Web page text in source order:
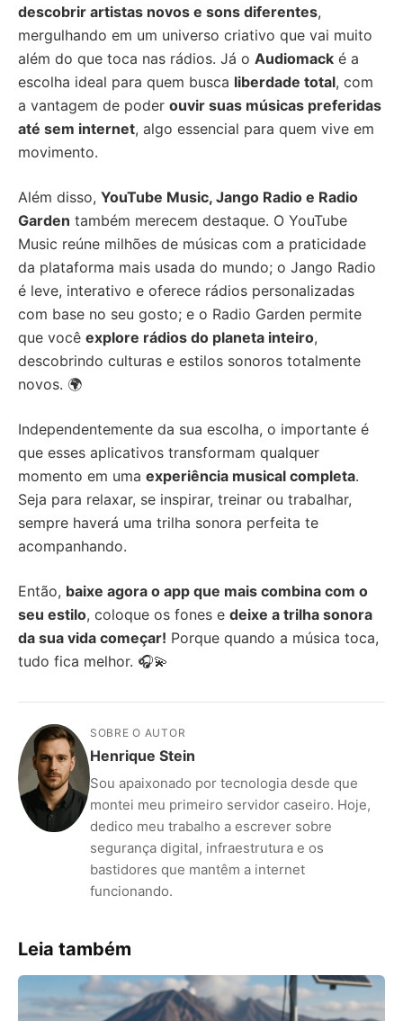
descobrir artistas novos e sons diferentes,
mergulhando em um universo criativo que vai muito
além do que toca nas rádios. Já o Audiomack é a
escolha ideal para quem busca liberdade total, com
a vantagem de poder ouvir suas músicas preferidas
até sem internet, algo essencial para quem vive em
movimento.
Além disso, YouTube Music, Jango Radio e Radio
Garden também merecem destaque. O YouTube
Music reúne milhões de músicas com a praticidade
da plataforma mais usada do mundo; o Jango Radio
é leve, interativo e oferece rádios personalizadas
com base no seu gosto; e o Radio Garden permite
que você explore rádios do planeta inteiro,
descobrindo culturas e estilos sonoros totalmente
novos. 🌍
Independentemente da sua escolha, o importante é
que esses aplicativos transformam qualquer
momento em uma experiência musical completa.
Seja para relaxar, se inspirar, treinar ou trabalhar,
sempre haverá uma trilha sonora perfeita te
acompanhando.
Então, baixe agora o app que mais combina com o
seu estilo, coloque os fones e deixe a trilha sonora
da sua vida começar! Porque quando a música toca,
tudo fica melhor. 🎧💫
SOBRE O AUTOR
Henrique Stein
Sou apaixonado por tecnologia desde que
montei meu primeiro servidor caseiro. Hoje,
dedico meu trabalho a escrever sobre
segurança digital, infraestrutura e os
bastidores que mantêm a internet
funcionando.
Leia também